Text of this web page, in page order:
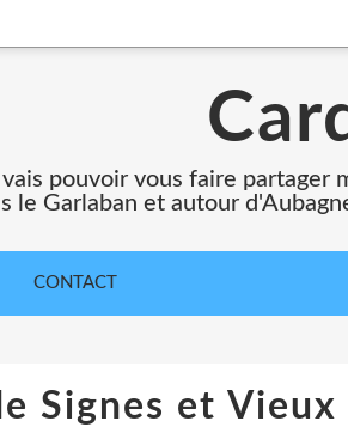
pouvoir vous faire partager
le Garlaban et autour
CONTACT
Signes et Vieux